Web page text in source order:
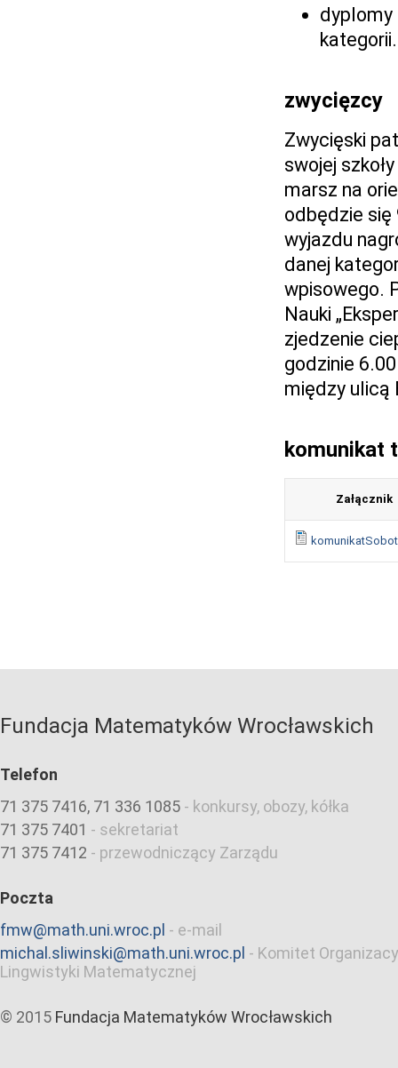
dyplomy
kategorii.
zwycięzcy
Zwycięski
swojej
marsz na
odbędzie się
wyjazdu
danej
wpisowego.
Nauki
zjedzenie
godzinie
między ulicą
komunikat
Załącznik
Fundacja Matematyków Wrocławskich
Telefon
71 375 7416, 71 336 1085 - konkursy, obozy, kółka
71 375 7401 - sekretariat
71 375 7412 - przewodniczący Zarządu
Poczta
fmw@math.uni.wroc.pl - e-mail
michal.sliwinski@math.uni.wroc.pl - Komitet
Lingwistyki Matematycznej
© 2015 Fundacja Matematyków Wrocławskich